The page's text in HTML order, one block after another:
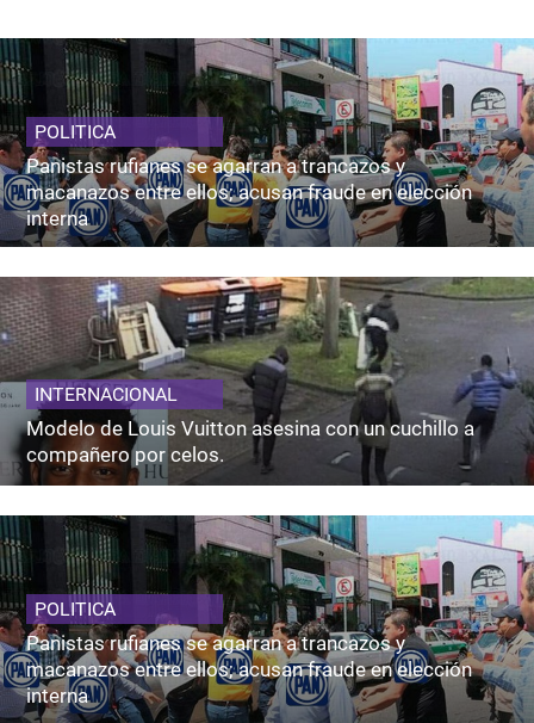
POLITICA
Panistas rufianes se agarran a trancazos y
macanazos entre ellos; acusan fraude en elección
interna
INTERNACIONAL
Modelo de Louis Vuitton asesina con un cuchillo a
compañero por celos.
POLITICA
Panistas rufianes se agarran a trancazos y
macanazos entre ellos; acusan fraude en elección
interna